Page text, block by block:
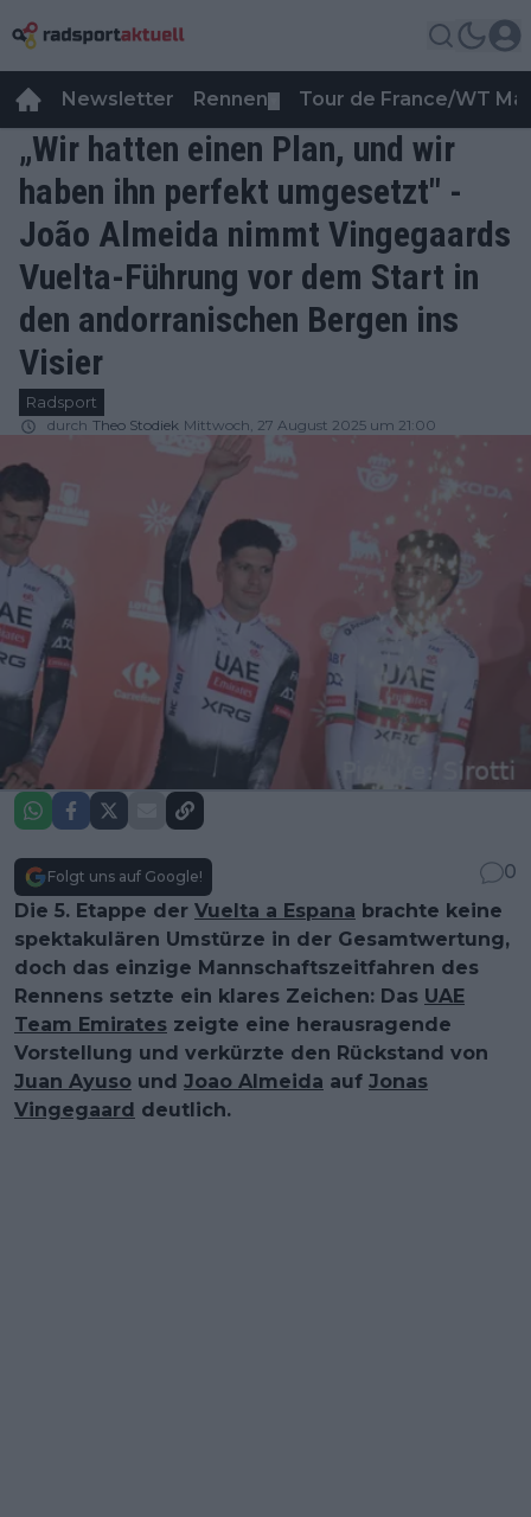
Newsletter Rennen Tour de France/WT
„Wir hatten einen Plan, und wir
haben ihn perfekt umgesetzt" -
João Almeida nimmt Vingegaards
Vuelta-Führung vor dem Start in
den andorranischen Bergen ins
Visier
Radsport
durch Theo Stodiek Mittwoch, 27 August 2025 um 21:00
Folgt uns auf Google!
0
Die 5. Etappe der Vuelta a Espana brachte keine
spektakulären Umstürze in der Gesamtwertung,
doch das einzige Mannschaftszeitfahren des
Rennens setzte ein klares Zeichen: Das UAE
Team Emirates zeigte eine herausragende
Vorstellung und verkürzte den Rückstand von
Juan Ayuso und Joao Almeida auf Jonas
Vingegaard deutlich.